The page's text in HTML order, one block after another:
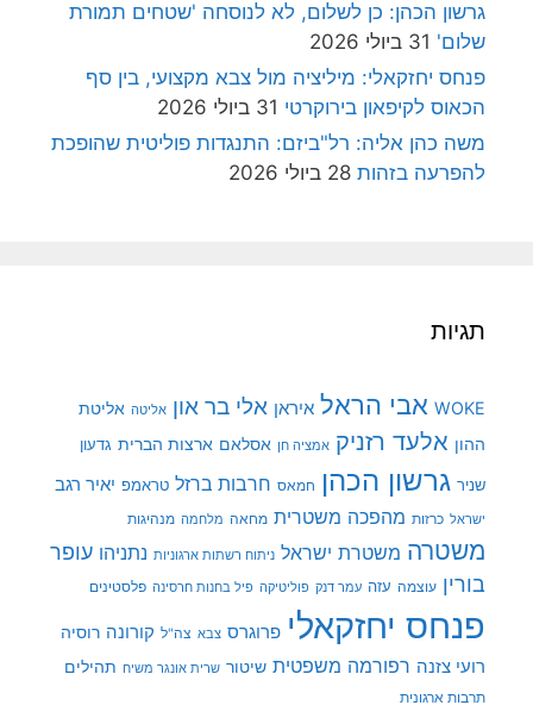
גרשון הכהן: כן לשלום, לא לנוסחה 'שטחים תמורת
שלום' 31 ביולי 2026
פנחס יחזקאלי: מיליציה מול צבא מקצועי, בין סף
הכאוס לקיפאון בירוקרטי 31 ביולי 2026
משה כהן אליה: רל"ביזם: התנגדות פוליטית שהופכת
להפרעה בזהות 28 ביולי 2026
תגיות
WOKE אבי הראל איראן אלי בר און אליטה אליטת
ההון אלעד רזניק אמציה חן אסלאם ארצות הברית גדעון
שניר גרשון הכהן חמאס חרבות ברזל טראמפ יאיר רגב
ישראל כרזות מהפכה משטרית מחאה מלחמה מנהיגות
משטרה משטרת ישראל ניתוח רשתות ארגוניות נתניהו עופר
בורין עוצמה עזה עמר דנק פוליטיקה פיל בחנות חרסינה פלסטינים
פנחס יחזקאלי פרוגרס צבא צה"ל קורונה רוסיה
רועי צזנה רפורמה משפטית שיטור שרית אונגר משיח תהילים
תרבות ארגונית